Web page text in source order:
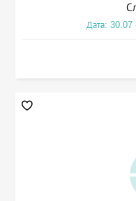
Дата: 30.07